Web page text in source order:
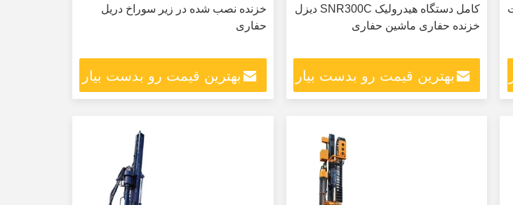
کامل دستگاه هیدرولیک SNR300C دیزل
خزنده حفاری ماشین حفاری
بهترین قیمت رو بدست بیار
خزنده نصب شده در زیر سوراخ دریل
حفاری
بهترین قیمت رو بدست بیار